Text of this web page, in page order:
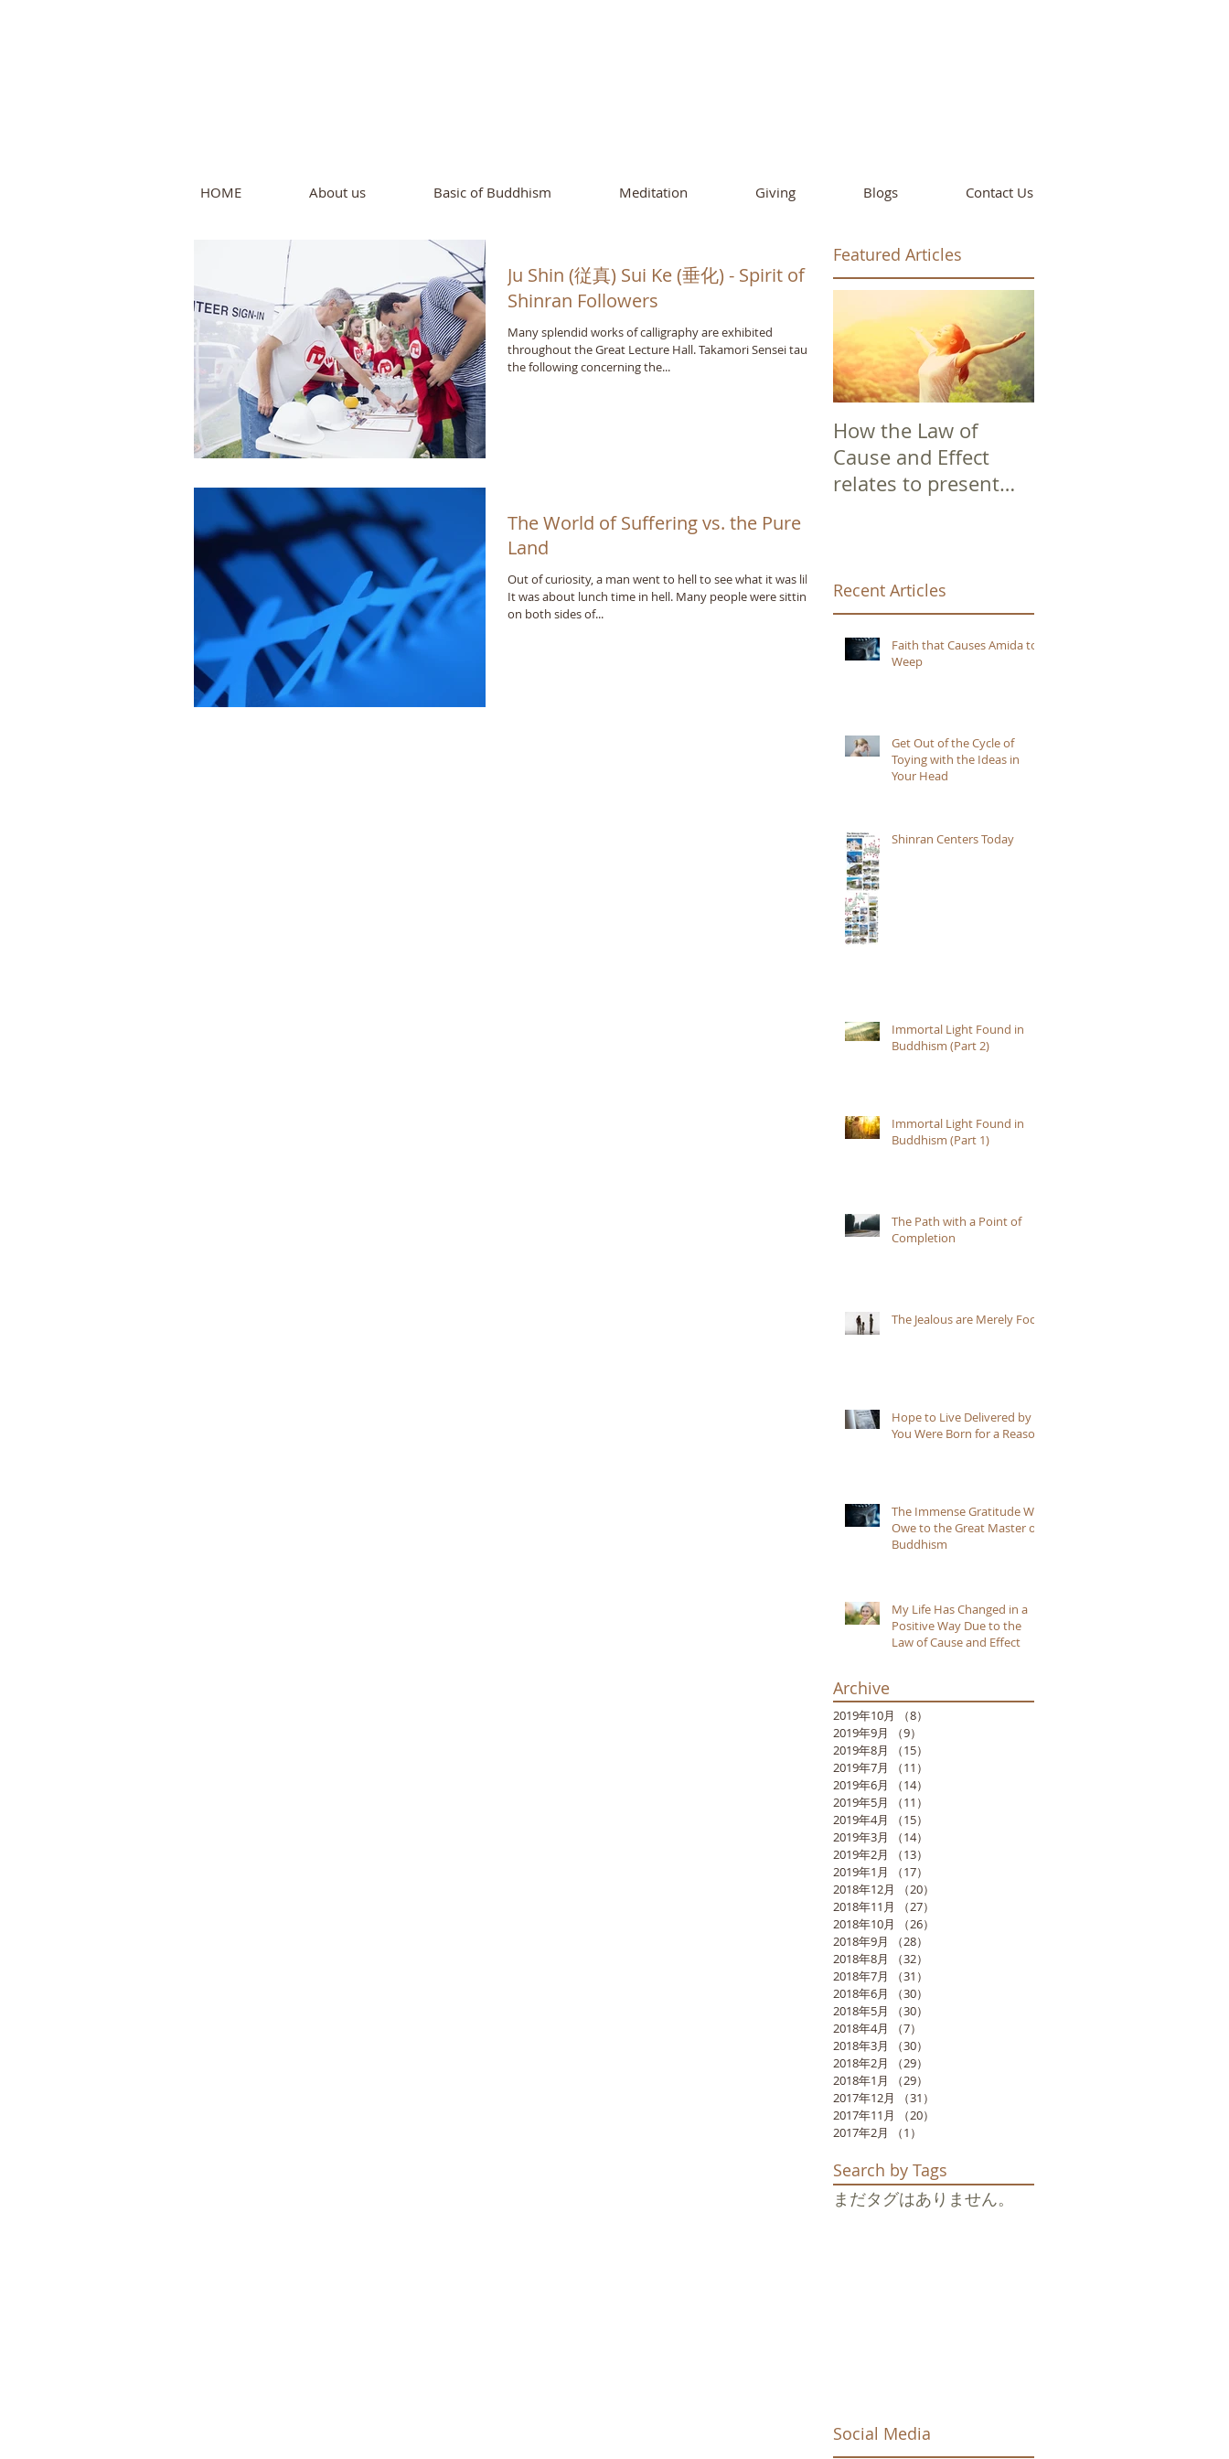
HOME About us Basic of Buddhism Meditation Giving Blogs Contact Us
Ju Shin (従真) Sui Ke (垂化) - Spirit of
Shinran Followers
Many splendid works of calligraphy are exhibited
throughout the Great Lecture Hall. Takamori Sensei taught
the following concerning the...
The World of Suffering vs. the Pure
Land
Out of curiosity, a man went to hell to see what it was like.
It was about lunch time in hell. Many people were sitting
on both sides of...
Featured Articles
How the Law of
Cause and Effect
relates to present
Recent Articles
Faith that Causes Amida to
Weep
Get Out of the Cycle of
Toying with the Ideas in
Your Head
Shinran Centers Today
Immortal Light Found in
Buddhism (Part 2)
Immortal Light Found in
Buddhism (Part 1)
The Path with a Point of
Completion
The Jealous are Merely Fools
Hope to Live Delivered by
You Were Born for a Reason
The Immense Gratitude We
Owe to the Great Master of
Buddhism
My Life Has Changed in a
Positive Way Due to the
Law of Cause and Effect
Archive
2019年10月 （8）
2019年9月
（9）
2019年8月
（15）
2019年7月
（11）
2019年6月
（14）
2019年5月
（11）
2019年4月
（15）
2019年3月
（14）
2019年2月
（13）
2019年1月
（17）
2018年12月
（20）
2018年11月
（27）
2018年10月
（26）
2018年9月
（28）
2018年8月
（32）
2018年7月
（31）
2018年6月
（30）
2018年5月
（30）
2018年4月
（7）
2018年3月
（30）
2018年2月
（29）
2018年1月
（29）
2017年12月
（31）
2017年11月
（20）
2017年2月
（1）
Search by Tags
まだタグはありません。
Social Media